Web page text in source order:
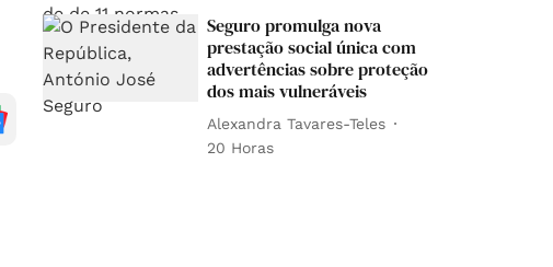
Seguro promulga nova
prestação social única com
advertências sobre proteção
dos mais vulneráveis
Alexandra Tavares-Teles
20 Horas